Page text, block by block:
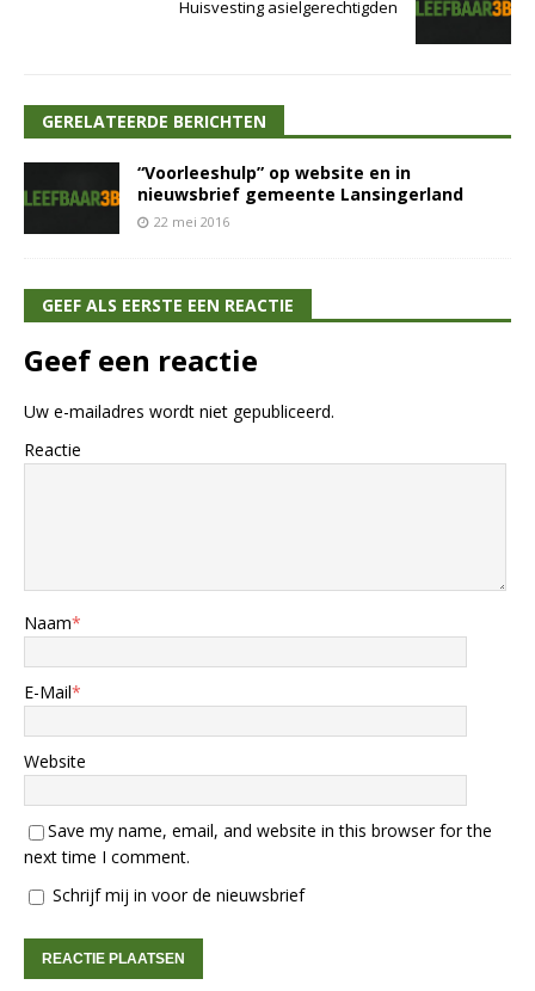
Huisvesting asielgerechtigden
GERELATEERDE BERICHTEN
“Voorleeshulp” op website en in
nieuwsbrief gemeente Lansingerland
22 mei 2016
GEEF ALS EERSTE EEN REACTIE
Geef een reactie
Uw e-mailadres wordt niet gepubliceerd.
Reactie
Naam*
E-Mail*
Website
Save my name, email, and website in this browser for the
next time I comment.
Schrijf mij in voor de nieuwsbrief